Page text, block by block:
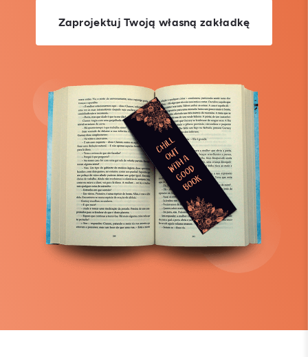
Zaprojektuj Twoją własną zakładkę